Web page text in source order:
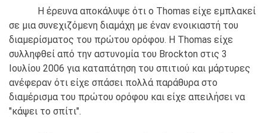
Η έρευνα αποκάλυψε ότι ο Thomas είχε εμπλακεί
σε μια συνεχιζόμενη διαμάχη με έναν ενοικιαστή του
διαμερίσματος του πρώτου ορόφου. Η Thomas είχε
συλληφθεί από την αστυνομία του Brockton στις 3
Ιουλίου 2006 για καταπάτηση του σπιτιού και μάρτυρες
ανέφεραν ότι είχε σπάσει πολλά παράθυρα στο
διαμέρισμα του πρώτου ορόφου και είχε απειλήσει να
"κάψει το σπίτι".